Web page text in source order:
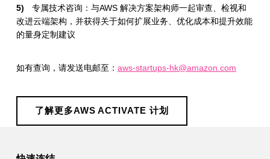
专属技术咨询：与AWS 解决方案架构师一起审查、检视和
改进云端架构，并获得关于如何扩展业务、优化成本和提升效能
的量身定制建议
如有查询，请发送电邮至： aws-startups-hk@amazon.com
了解更多AWS ACTIVATE 计划
Skip back to main navigation